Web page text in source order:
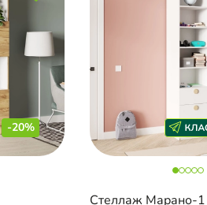
-20%
Стеллаж Марано-1